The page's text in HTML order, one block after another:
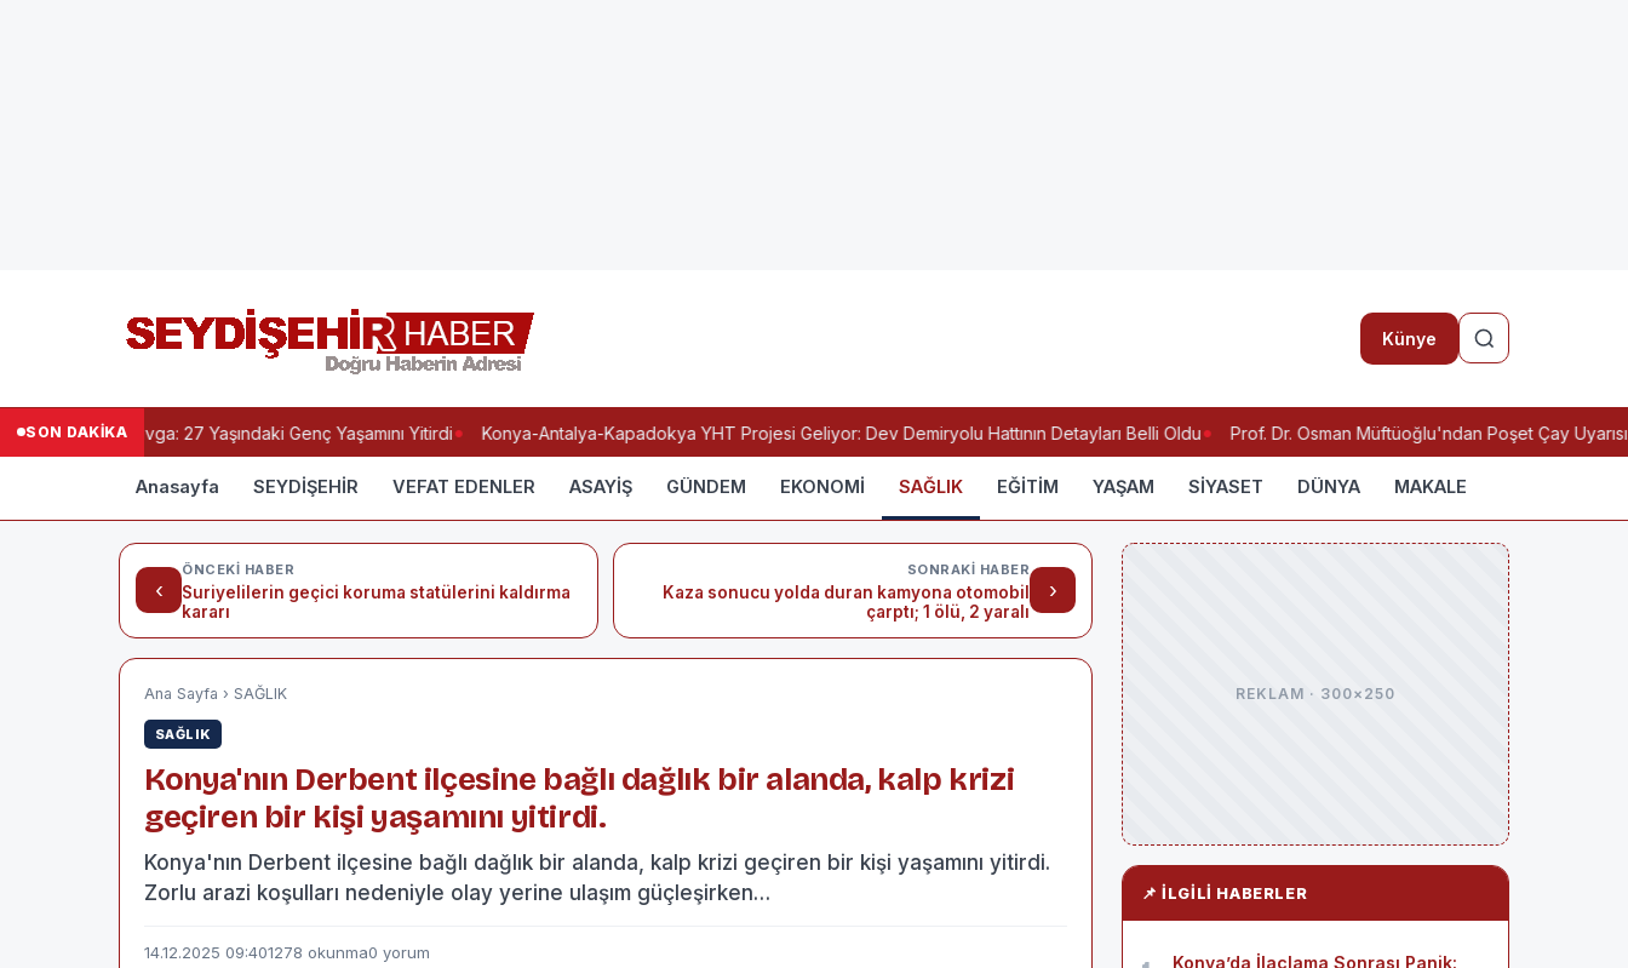
Künye
SON DAKİKA
Kanlı Kavga: 27 Yaşındaki Genç Yaşamını Yitirdi Konya-Antalya-Kapadokya YHT Projesi Geliyor: Dev Demiryolu Hattının Detayları Belli Oldu Prof. Dr. Osman Müftüoğlu'ndan Poşet Çay
Anasayfa SEYDİŞEHİR VEFAT EDENLER ASAYİŞ GÜNDEM EKONOMİ SAĞLIK EĞİTİM YAŞAM SİYASET DÜNYA MAKALE
‹
ÖNCEKI HABER
Suriyelilerin geçici koruma statülerini kaldırma
kararı
›
SONRAKI HABER
Kaza sonucu yolda duran kamyona otomobil
çarptı; 1 ölü, 2 yaralı
Ana Sayfa › SAĞLIK
SAĞLIK
Konya'nın Derbent ilçesine bağlı dağlık bir alanda, kalp krizi
geçiren bir kişi yaşamını yitirdi.
Konya'nın Derbent ilçesine bağlı dağlık bir alanda, kalp krizi geçiren bir kişi yaşamını yitirdi.
Zorlu arazi koşulları nedeniyle olay yerine ulaşım güçleşirken…
14.12.2025 09:401278 okunma0 yorum
REKLAM · 300×250
📌 İLGILI HABERLER
Konya’da İlaçlama Sonrası Panik: